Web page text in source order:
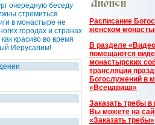
очередную беседу
стремиться
в монастыре не
городах и странах
красиво во время
Иерусалим!
Расписание
женском
В разделе
помещаются
монастырских
трансляции
Богослужений в
«Всецарица»
Заказать требы
Вы можете на
«Заказать требы»